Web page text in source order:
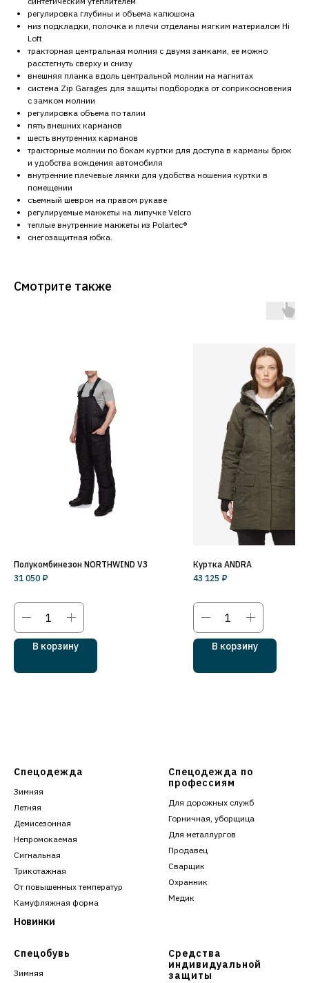
регулировка глубины и объема капюшона
низ подкладки, полочка и плечи отделаны мягким материалом Hi
Loft
тракторная центральная молния с двумя замками, ее можно
расстегнуть сверху и снизу
внешняя планка вдоль центральной молнии на магнитах
система Zip Garages для защиты подбородка от соприкосновения
с замком молнии
регулировка объема по талии
пять внешних карманов
шесть внутренних карманов
тракторные молнии по бокам куртки для доступа в карманы брюк
и удобства вождения автомобиля
внутренние плечевые лямки для удобства ношения куртки в
помещении
съемный шеврон на правом рукаве
регулируемые манжеты на липучке Velcro
теплые внутренние манжеты из Polartec®
снегозащитная юбка.
Смотрите также
Полукомбинезон NORTHWIND V3
31 050 ₽
В корзину
Куртка ANDRA
43 125 ₽
В корзину
Спецодежда
Зимняя
Летняя
Демисезонная
Непромокаемая
Сигнальная
Трикотажная
От повышенных температур
Камуфляжная форма
Новинки
Спецодежда по
профессиям
Для дорожных служб
Горничная, уборщица
Для металлургов
Продавец
Сварщик
Охранник
Медик
Спецобувь
Зимняя
Средства
индивидуальной
защиты